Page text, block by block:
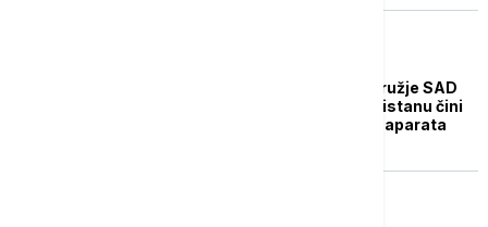
Izveštaj pokazao da oružje SAD
koje je ostalo u Avganistanu čini
okosnicu talibanskog aparata